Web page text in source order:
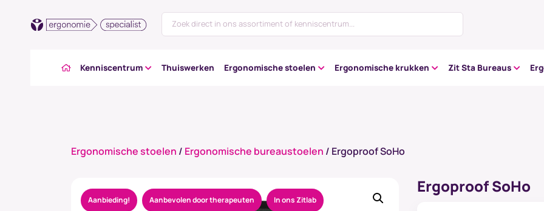
Kenniscentrum Thuiswerken Ergonomische stoelen Ergonomische krukken Zit Sta Bureaus
Ergonomische stoelen / Ergonomische bureaustoelen / Ergoproof SoHo
Aanbieding! Aanbevolen door therapeuten In ons Zitlab
Ergoproof SoHo